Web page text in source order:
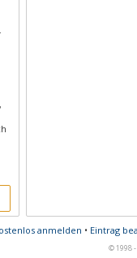
anmelden • Eintrag
© 1998